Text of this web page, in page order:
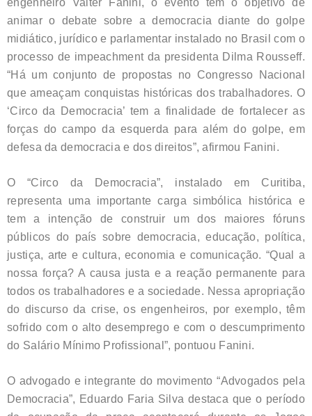
engenheiro Valter Fanini, o evento tem o objetivo de
animar o debate sobre a democracia diante do golpe
midiático, jurídico e parlamentar instalado no Brasil com o
processo de impeachment da presidenta Dilma Rousseff.
“Há um conjunto de propostas no Congresso Nacional
que ameaçam conquistas históricas dos trabalhadores. O
‘Circo da Democracia’ tem a finalidade de fortalecer as
forças do campo da esquerda para além do golpe, em
defesa da democracia e dos direitos”, afirmou Fanini.
O “Circo da Democracia”, instalado em Curitiba,
representa uma importante carga simbólica histórica e
tem a intenção de construir um dos maiores fóruns
públicos do país sobre democracia, educação, política,
justiça, arte e cultura, economia e comunicação. “Qual a
nossa força? A causa justa e a reação permanente para
todos os trabalhadores e a sociedade. Nessa apropriação
do discurso da crise, os engenheiros, por exemplo, têm
sofrido com o alto desemprego e com o descumprimento
do Salário Mínimo Profissional”, pontuou Fanini.
O advogado e integrante do movimento “Advogados pela
Democracia”, Eduardo Faria Silva destaca que o período